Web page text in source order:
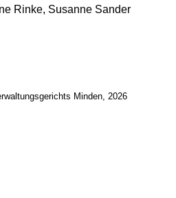
Rinke, Susanne Sander
Minden, 2026